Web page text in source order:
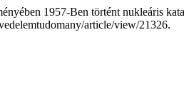
1957-Ben történt nukleáris
article/view/21326.